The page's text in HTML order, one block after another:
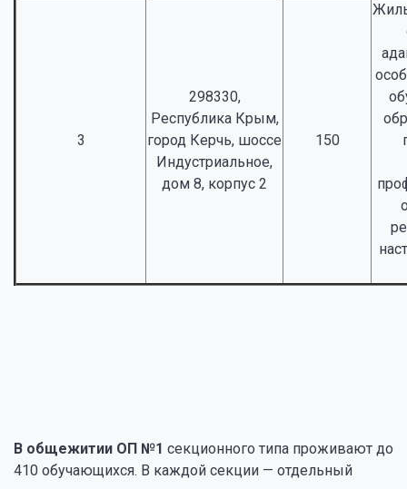
3
298330,
Республика Крым,
город Керчь, шоссе
Индустриальное,
дом 8, корпус 2
150
В общежитии ОП №1 секционного типа проживают до
410 обучающихся. В каждой секции — отдельный